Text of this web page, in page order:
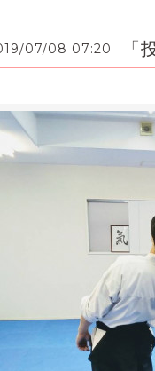
07/08 07:20